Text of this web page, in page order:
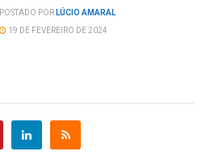
POSTADO POR LÚCIO AMARAL
19 DE FEVEREIRO DE 2024